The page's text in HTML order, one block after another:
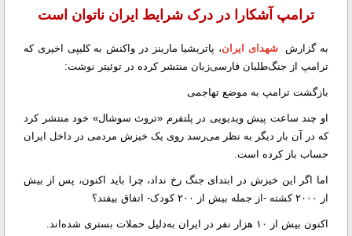
ترامپ آشکارا در درک شرایط ایران ناتوان است
به گزارششهدای ایران، پاتریشیا مارینز در واکنش به کلیپی اخیری که
ترامپ از جنگ‌طلبان فارسی‌زبان منتشر کرده در توئیتر نوشت:
بازگشت ترامپ به موضع تهاجمی
او چند ساعت پیش ویدیویی در پلتفرم «تروث سوشال» خود منتشر کرد
که در آن بار دیگر به نظر می‌رسد روی یک خیزش مردمی در داخل ایران
حساب باز کرده است.
اما اگر این خیزش در ابتدای جنگ رخ نداد، چرا باید اکنون، پس از بیش
از ۲۰۰۰ کشته -از جمله بیش از ۲۰۰ کودک- اتفاق بیفتد؟
اکنون بیش از ۱۰ هزار نفر در ایران به‌دلیل حملات بستری شده‌اند.